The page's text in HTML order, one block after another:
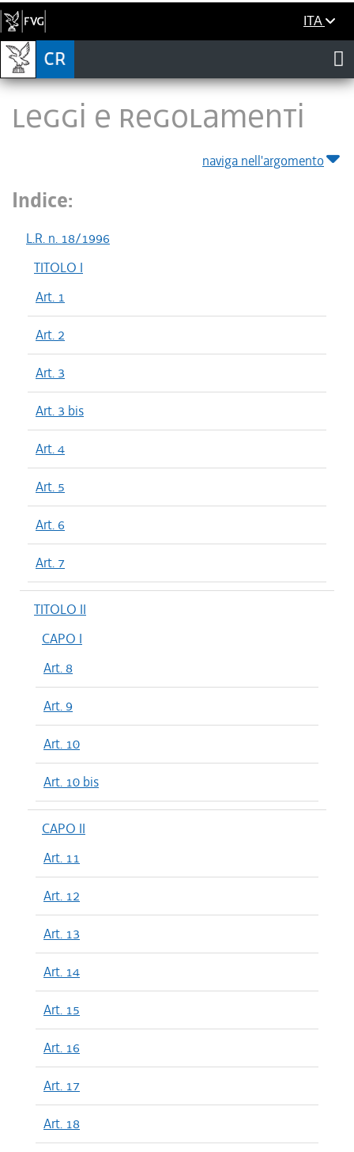
ITA
LEGGI E REGOLAMENTI
naviga nell'argomento
Indice:
L.R. n. 18/1996
TITOLO I
Art. 1
Art. 2
Art. 3
Art. 3 bis
Art. 4
Art. 5
Art. 6
Art. 7
TITOLO II
CAPO I
Art. 8
Art. 9
Art. 10
Art. 10 bis
CAPO II
Art. 11
Art. 12
Art. 13
Art. 14
Art. 15
Art. 16
Art. 17
Art. 18